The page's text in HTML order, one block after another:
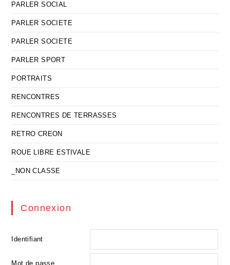
PARLER SOCIAL
PARLER SOCIETE
PARLER SOCIETE
PARLER SPORT
PORTRAITS
RENCONTRES
RENCONTRES DE TERRASSES
RETRO CREON
ROUE LIBRE ESTIVALE
_NON CLASSE
Connexion
Identifiant
Mot de passe